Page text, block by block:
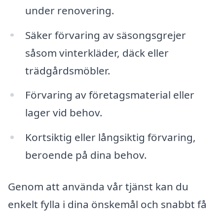
under renovering.
Säker förvaring av säsongsgrejer
såsom vinterkläder, däck eller
trädgårdsmöbler.
Förvaring av företagsmaterial eller
lager vid behov.
Kortsiktig eller långsiktig förvaring,
beroende på dina behov.
Genom att använda vår tjänst kan du
enkelt fylla i dina önskemål och snabbt få